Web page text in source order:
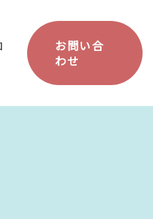
お問い合
わせ